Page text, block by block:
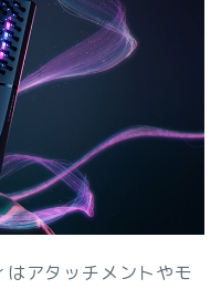
アタッチメントやモ